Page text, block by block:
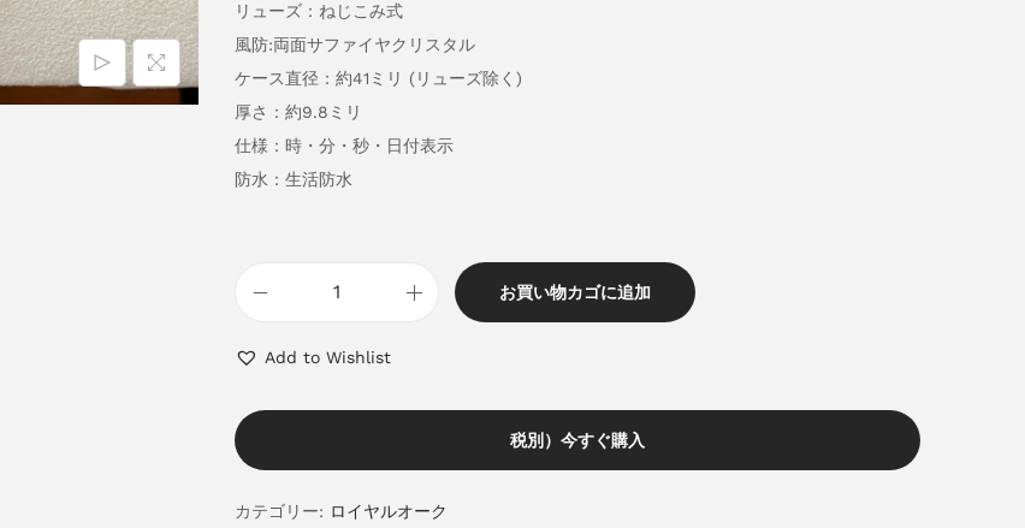
リューズ：ねじこみ式
風防:両面サファイヤクリスタル
ケース直径：約41ミリ (リューズ除く)
厚さ：約9.8ミリ
仕様：時・分・秒・日付表示
防水：生活防水
お買い物カゴに追加
Add to Wishlist
税別）今すぐ購入
カテゴリー: ロイヤルオーク